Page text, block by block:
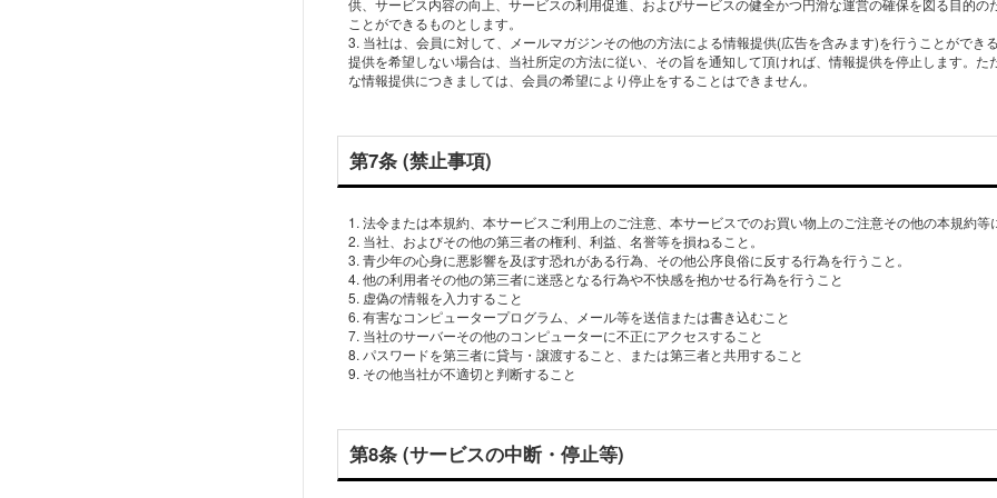
供、サービス内容の向上、サービスの利用促進、およびサービスの健全かつ円滑な運営の確保を図る目的の
ことができるものとします。
3. 当社は、会員に対して、メールマガジンその他の方法による情報提供(広告を含みます)を行うことができ
提供を希望しない場合は、当社所定の方法に従い、その旨を通知して頂ければ、情報提供を停止します。た
な情報提供につきましては、会員の希望により停止をすることはできません。
第7条 (禁止事項)
1. 法令または本規約、本サービスご利用上のご注意、本サービスでのお買い物上のご注意その他の本規約等
2. 当社、およびその他の第三者の権利、利益、名誉等を損ねること。
3. 青少年の心身に悪影響を及ぼす恐れがある行為、その他公序良俗に反する行為を行うこと。
4. 他の利用者その他の第三者に迷惑となる行為や不快感を抱かせる行為を行うこと
5. 虚偽の情報を入力すること
6. 有害なコンピュータープログラム、メール等を送信または書き込むこと
7. 当社のサーバーその他のコンピューターに不正にアクセスすること
8. パスワードを第三者に貸与・譲渡すること、または第三者と共用すること
9. その他当社が不適切と判断すること
第8条 (サービスの中断・停止等)